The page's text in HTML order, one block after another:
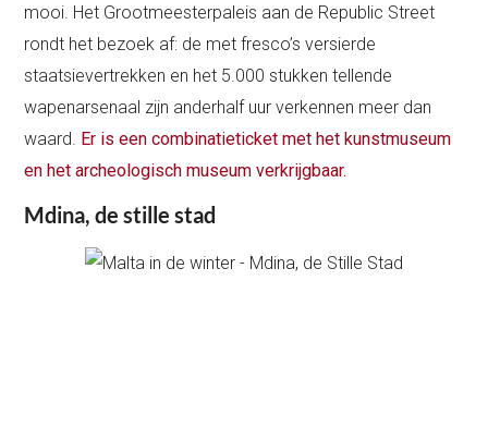
mooi. Het Grootmeesterpaleis aan de Republic Street
rondt het bezoek af: de met fresco’s versierde
staatsievertrekken en het 5.000 stukken tellende
wapenarsenaal zijn anderhalf uur verkennen meer dan
waard. Er is een combinatieticket met het kunstmuseum
en het archeologisch museum verkrijgbaar.
Mdina, de stille stad